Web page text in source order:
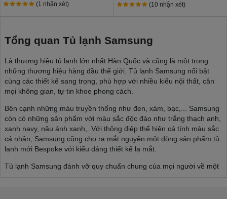
(1 nhận xét) (10 nhận xét)
Tổng quan Tủ lạnh Samsung
Là thương hiệu tủ lạnh lớn nhất Hàn Quốc và cũng là một trong
những thương hiệu hàng đầu thế giới. Tủ lạnh Samsung nổi bật
cùng các thiết kế sang trọng, phù hợp với nhiều kiểu nội thất, cân
mọi không gian, tự tin khoe phong cách.
Bên cạnh những màu truyền thống như đen, xám, bạc,... Samsung
còn có những sản phẩm với màu sắc độc đáo như trắng thạch anh,
xanh navy, nâu ánh xanh,..Với thông điệp thể hiện cá tính màu sắc
cá nhân, Samsung cũng cho ra mắt nguyên một dòng sản phẩm tủ
lạnh mới Bespoke với kiểu dáng thiết kế lạ mắt.
Tủ lạnh Samsung đánh vỡ quy chuẩn chung của mọi người về một